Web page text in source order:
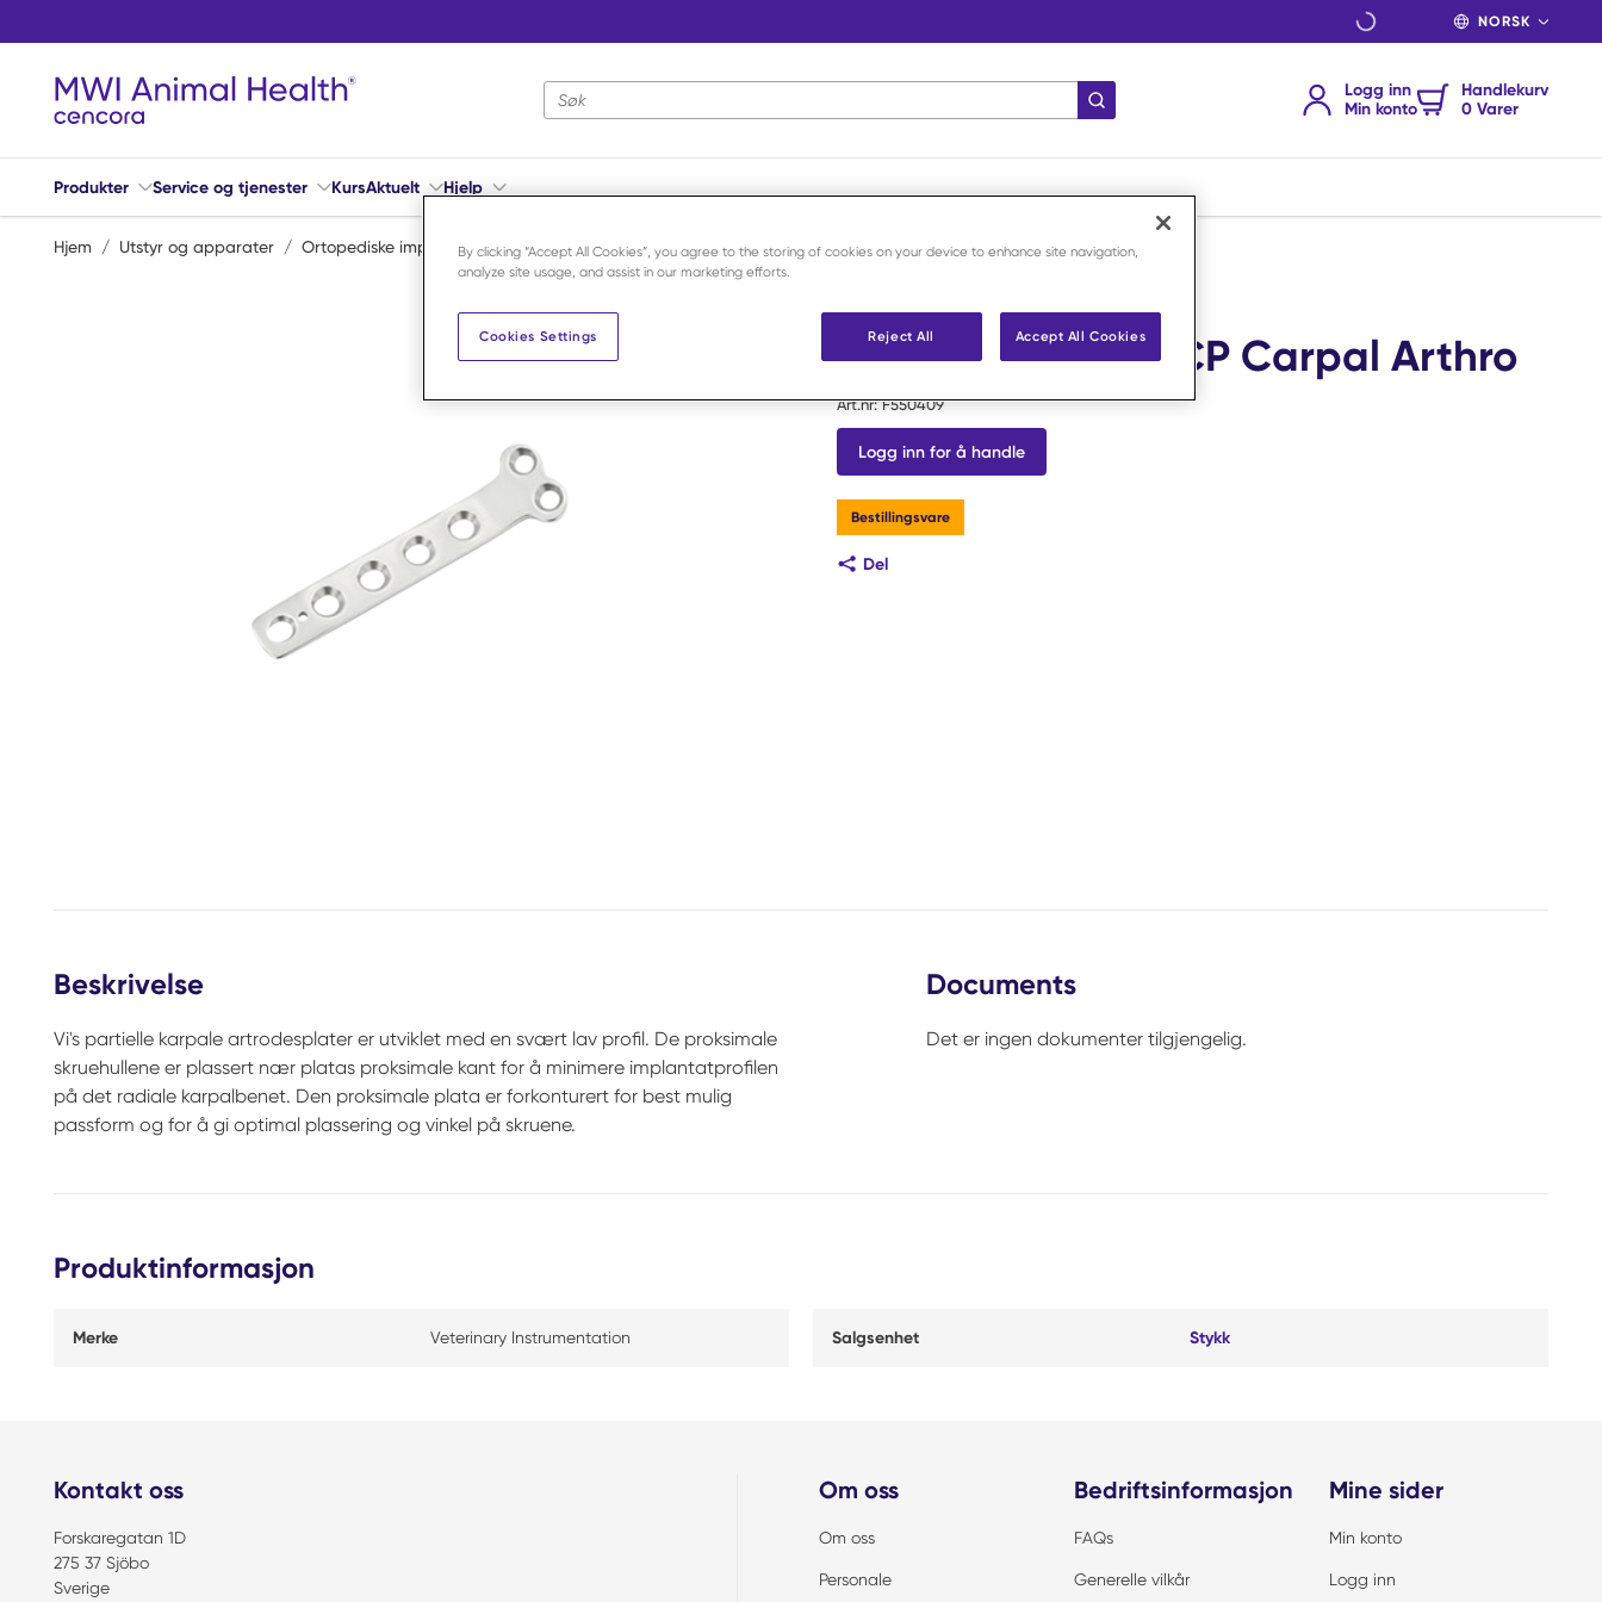
SPRÅK
Nettstedsøk
send søk
Logg inn
Min konto
Handlekurv
0 Varer
Produkter Service og tjenester KursAktuelt Hjelp
Hjem / Utstyr og apparater / Ortopediske implantater / Plater / 2,0/2,4/2,7mm DCP Carpal Arthro
2,0/2,4/2,7mm DCP Carpal Arthro
Art.nr: F550409
Logg inn for å handle
Bestillingsvare
Del
Beskrivelse
Vi's partielle karpale artrodesplater er utviklet med en svært lav profil. De proksimale
skruehullene er plassert nær platas proksimale kant for å minimere implantatprofilen
på det radiale karpalbenet. Den proksimale plata er forkonturert for best mulig
passform og for å gi optimal plassering og vinkel på skruene.
Documents
Det er ingen dokumenter tilgjengelig.
Produktinformasjon
Merke Veterinary Instrumentation Salgsenhet Stykk
Kontakt oss
Forskaregatan 1D
275 37 Sjöbo
Sverige
Om oss
Om oss
Personale
Bedriftsinformasjon
FAQs
Generelle vilkår
Mine sider
Min konto
Logg inn
By clicking “Accept All Cookies”, you agree to the storing of cookies on your device to enhance site navigation,
analyze site usage, and assist in our marketing efforts.
Reject All Accept All Cookies
Cookies Settings